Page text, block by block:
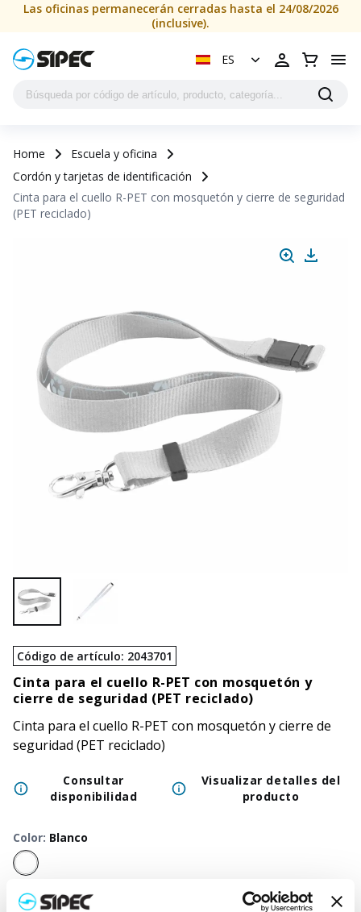
Las oficinas permanecerán cerradas hasta el 24/08/2026
(inclusive).
ES
Home
Escuela y oficina
Cordón y tarjetas de identificación
Cinta para el cuello R-PET con mosquetón y cierre de seguridad
(PET reciclado)
Código de artículo: 2043701
Cinta para el cuello R-PET con mosquetón y
cierre de seguridad (PET reciclado)
Cinta para el cuello R-PET con mosquetón y cierre de
seguridad (PET reciclado)
Consultar
disponibilidad
Visualizar detalles del
producto
Color: Blanco
500+ 1000+ 2500